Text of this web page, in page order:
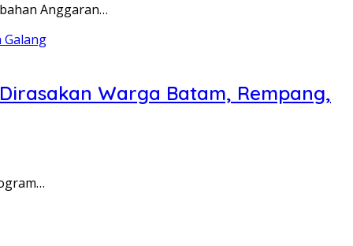
Anggaran…
Warga Batam, Rempang,